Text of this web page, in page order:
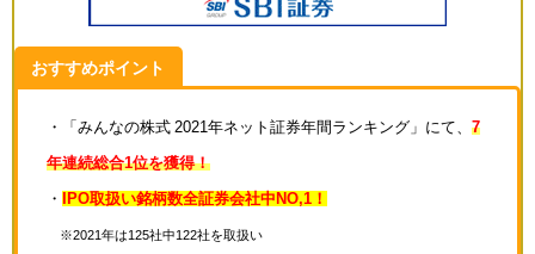
おすすめポイント
・「みんなの株式 2021年ネット証券年間ランキング」にて、 7
年連続総合1位を獲得！
・ IPO取扱い銘柄数全証券会社中NO,1！
※2021年は125社中122社を取扱い